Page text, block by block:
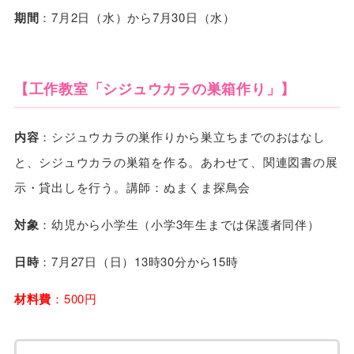
期間 ：7月2日（水）から7月30日（水）
【工作教室「シジュウカラの巣箱作り」】
内容 ：シジュウカラの巣作りから巣立ちまでのおはなし
と、シジュウカラの巣箱を作る。あわせて、関連図書の展
示・貸出しを行う。講師：ぬまくま探鳥会
対象 ：幼児から小学生（小学3年生までは保護者同伴）
日時：7月27日（日）13時30分から15時
材料費 ：500円